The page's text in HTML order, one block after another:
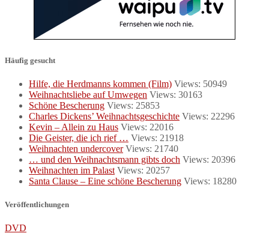
Häufig gesucht
Hilfe, die Herdmanns kommen (Film) Views: 50949
Weihnachtsliebe auf Umwegen Views: 30163
Schöne Bescherung Views: 25853
Charles Dickens’ Weihnachtsgeschichte Views: 22296
Kevin – Allein zu Haus Views: 22016
Die Geister, die ich rief … Views: 21918
Weihnachten undercover Views: 21740
… und den Weihnachtsmann gibts doch Views: 20396
Weihnachten im Palast Views: 20257
Santa Clause – Eine schöne Bescherung Views: 18280
Veröffentlichungen
DVD